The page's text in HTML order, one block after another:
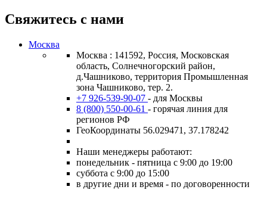
Свяжитесь с нами
Москва
Москва : 141592, Россия, Московская
область, Солнечногорский район,
д.Чашниково, территория Промышленная
зона Чашниково, тер. 2.
+7 926-539-90-07 - для Москвы
8 (800) 550-00-61 - горячая линия для
регионов РФ
ГеоКоординаты 56.029471, 37.178242
Наши менеджеры работают:
понедельник - пятница с 9:00 до 19:00
суббота с 9:00 до 15:00
в другие дни и время - по договоренности